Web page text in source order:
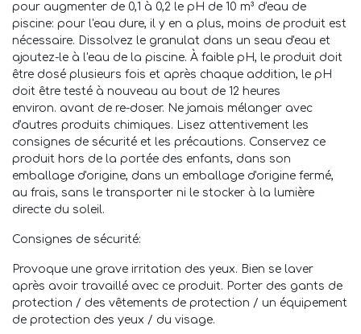
pour augmenter de 0,1 à 0,2 le pH de 10 m³ d'eau de
piscine: pour l'eau dure, il y en a plus, moins de produit est
nécessaire. Dissolvez le granulat dans un seau d'eau et
ajoutez-le à l'eau de la piscine. À faible pH, le produit doit
être dosé plusieurs fois et après chaque addition, le pH
doit être testé à nouveau au bout de 12 heures
environ. avant de re-doser. Ne jamais mélanger avec
d'autres produits chimiques. Lisez attentivement les
consignes de sécurité et les précautions. Conservez ce
produit hors de la portée des enfants, dans son
emballage d'origine, dans un emballage d'origine fermé,
au frais, sans le transporter ni le stocker à la lumière
directe du soleil.
Consignes de sécurité:
Provoque une grave irritation des yeux. Bien se laver
après avoir travaillé avec ce produit. Porter des gants de
protection / des vêtements de protection / un équipement
de protection des yeux / du visage.